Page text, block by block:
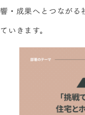
響・成果へとつながる
ていきます。